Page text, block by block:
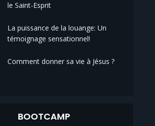
le Saint-Esprit
La puissance de la louange: Un
témoignage sensationnel!
Comment donner sa vie à Jésus ?
BOOTCAMP